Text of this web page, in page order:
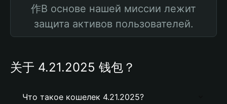
作В основе нашей миссии лежит
защита активов пользователей.
关于 4.21.2025 钱包？
Что такое кошелек 4.21.2025?